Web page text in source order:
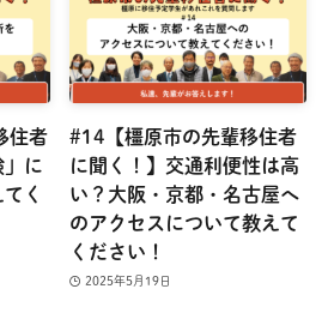
住者
に
く
#14【橿原市の先輩移住者
に聞く！】交通利便性は高
い？大阪・京都・名古屋へ
のアクセスについて教えて
ください！
2025年5月19日